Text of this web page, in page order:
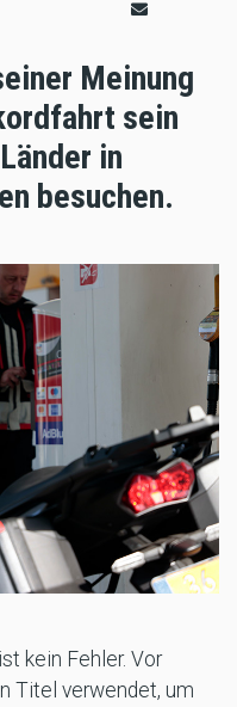
Meinung
sein
in
besuchen.
kein Fehler. Vor
Titel verwendet, um